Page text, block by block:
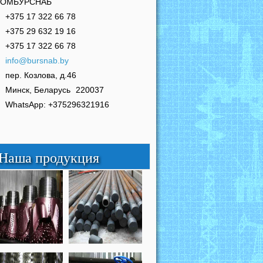
+375 17 322 66 78
+375 29 632 19 16
+375 17 322 66 78
info@bursnab.by
пер. Козлова, д.46
Минск, Беларусь 220037
WhatsApp: +375296321916
продукция